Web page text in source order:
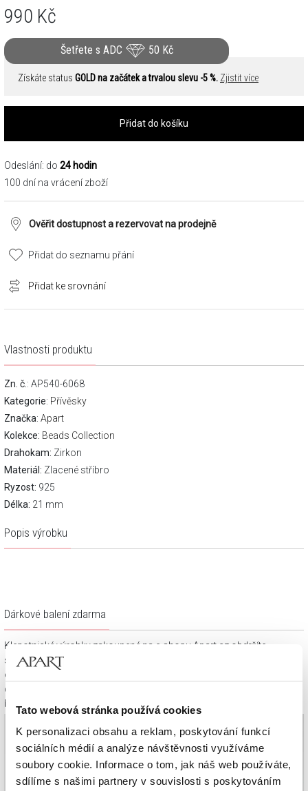
Tato webová stránka používá cookies
K personalizaci obsahu a reklam, poskytování funkcí
sociálních médií a analýze návštěvnosti využíváme
soubory cookie. Informace o tom, jak náš web používáte,
sdílíme s našimi partnery v souvislosti s poskytováním
990 Kč
Šetřete s ADC 50 Kč
Získáte status GOLD na začátek a trvalou slevu -5 %. Zjistit více
Přidat do košíku
Odeslání: do 24 hodin
100 dní na vrácení zboží
Ověřit dostupnost a rezervovat na prodejně
Přidat do seznamu přání
Přidat ke srovnání
Vlastnosti produktu
Zn. č. : AP540-6068
Kategorie: Přívěsky
Značka: Apart
Kolekce: Beads Collection
Drahokam: Zirkon
Materiál: Zlacené stříbro
Ryzost: 925
Délka: 21 mm
Popis výrobku
Dárkové balení zdarma
Klenotnické výrobky zakoupené na e-shopu Apart.cz obdržíte
spolu s dárkovou krabičkou a taštičkou – v závislosti na
objednaném sortimentu. Váš nákup se tak stane krásným
dárkem, který můžete bez dalších příprav věnovat svým
blízkým.